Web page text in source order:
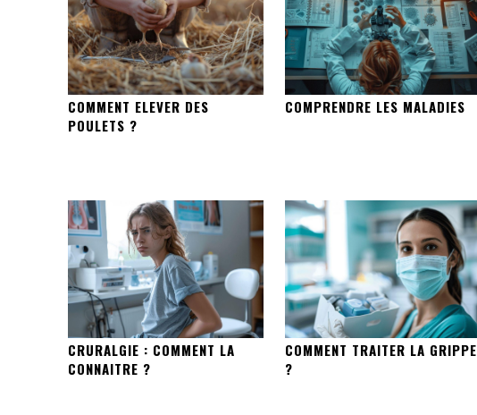
COMMENT ELEVER DES
POULETS ?
COMPRENDRE LES MALADIES
CRURALGIE : COMMENT LA
CONNAITRE ?
COMMENT TRAITER LA GRIPPE
?